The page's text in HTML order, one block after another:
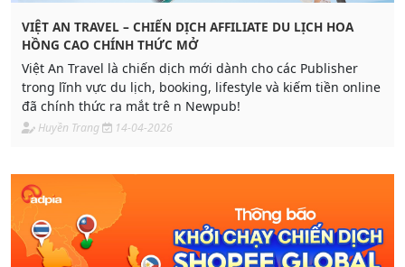
VIỆT AN TRAVEL – CHIẾN DỊCH AFFILIATE DU LỊCH HOA
HỒNG CAO CHÍNH THỨC MỞ
Việt An Travel là chiến dịch mới dành cho các Publisher
trong lĩnh vực du lịch, booking, lifestyle và kiếm tiền online
đã chính thức ra mắt trê n Newpub!
Huyền Trang 14-04-2026